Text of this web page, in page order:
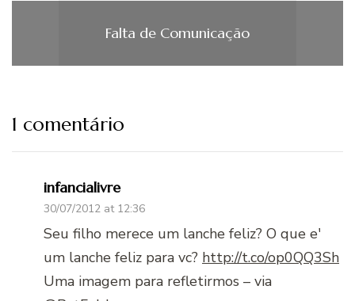
Falta de Comunicação
1 comentário
infancialivre
30/07/2012 at 12:36
Seu filho merece um lanche feliz? O que e'
um lanche feliz para vc? http://t.co/op0QQ3Sh
Uma imagem para refletirmos – via